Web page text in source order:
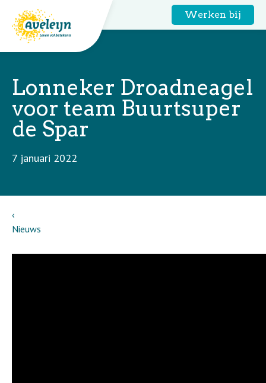
Werken bij
Lonneker Droadneagel
voor team Buurtsuper
de Spar
7 januari 2022
Nieuws